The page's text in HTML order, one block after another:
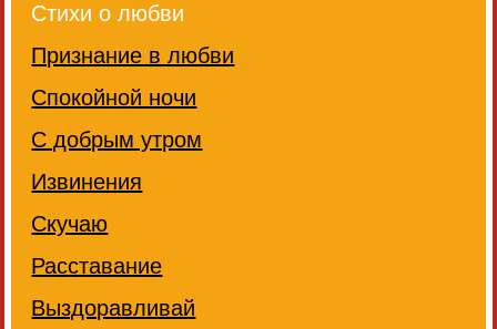
Стихи о любви
Признание в любви
Спокойной ночи
С добрым утром
Извинения
Скучаю
Расставание
Выздоравливай